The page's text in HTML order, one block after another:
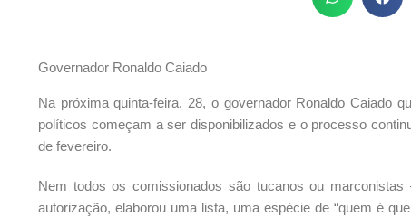
Governador Ronaldo Caiado
Na próxima quinta-feira, 28, o governador Ronaldo Caiado
políticos começam a ser disponibilizados e o processo
de fevereiro.
Nem todos os comissionados são tucanos ou
autorização, elaborou uma lista, uma espécie de “quem é